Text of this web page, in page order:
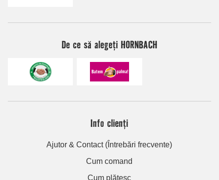
De ce să alegeți HORNBACH
Info clienți
Ajutor & Contact (Întrebări frecvente)
Cum comand
Cum plătesc